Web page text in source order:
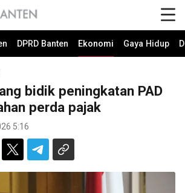
DPRD Banten Ekonomi Gaya Hidup
bidik peningkatan PAD
perda pajak
5:16